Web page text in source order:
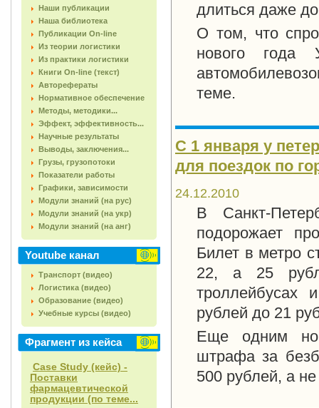
Наши публикации
Наша библиотека
Публикации On-line
Из теории логистики
Из практики логистики
Книги On-line (текст)
Авторефераты
Нормативное обеспечение
Методы, методики...
Эффект, эффективность...
Научные результаты
Выводы, заключения...
Грузы, грузопотоки
Показатели работы
Графики, зависимости
Модули знаний (на рус)
Модули знаний (на укр)
Модули знаний (на анг)
Youtube канал
Транспорт (видео)
Логистика (видео)
Образование (видео)
Учебные курсы (видео)
Фрагмент из кейса
Case Study (кейс) -
Поставки
фармацевтической
продукции (по теме...
длиться даже
О том, что
нового года
теме.
С 1 января у
для поездок по
24.12.2010
В Санкт-
подорожает
Билет в метро
22, а 25
троллейбусах
рублей до 21
Еще одним
штрафа за
500 рублей, а